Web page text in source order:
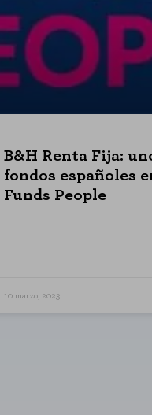
B&H Renta Fija:
fondos españoles
Funds People
10 marzo, 2023